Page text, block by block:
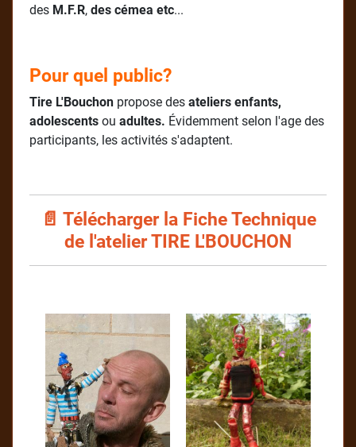
des M.F.R, des cémea etc...
Pour quel public?
Tire L'Bouchonpropose des ateliers enfants,
adolescents ou adultes. Évidemment selon l'age des
participants, les activités s'adaptent.
📄 Télécharger la Fiche Technique
de l'atelier TIRE L'BOUCHON